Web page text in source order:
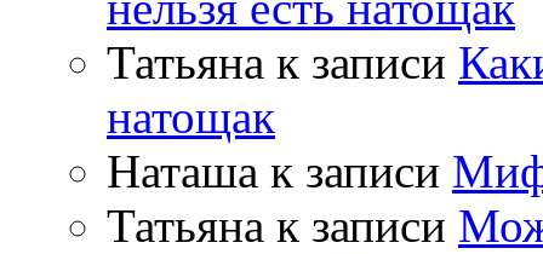
Татьяна к записи
натощак
Наташа к записи
Татьяна к записи